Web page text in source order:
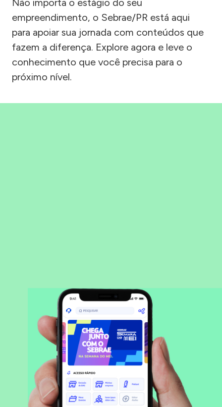
empreendimento, o Sebrae/PR está aqui
para apoiar sua jornada com conteúdos que
fazem a diferença. Explore agora e leve o
conhecimento que você precisa para o
próximo nível.